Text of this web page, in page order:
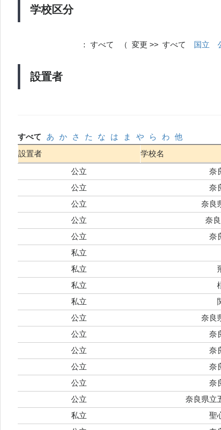
学校区分
設置者
： すべて （ 変更 >> すべて 国立
すべて あ か さ た な は ま や ら わ
他
設置者
学校名
公立
奈
公立
奈
公立
奈良
公立
奈
公立
奈
私立
私立
私立
私立
公立
奈良
公立
奈
公立
奈
公立
奈
公立
奈
公立
奈良県立
私立
聖